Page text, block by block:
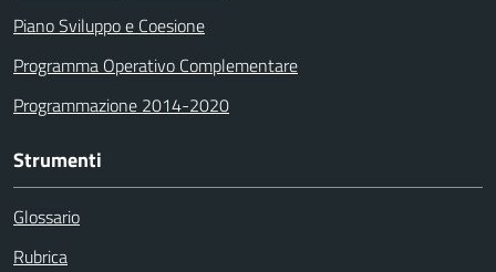
Piano Sviluppo e Coesione
Programma Operativo Complementare
Programmazione 2014-2020
Strumenti
Glossario
Rubrica